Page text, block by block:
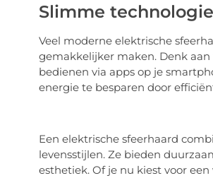
Slimme technologie
Veel moderne elektrische
gemakkelijker maken. Denk
bedienen via apps op je
energie te besparen door
Een elektrische sfeerhaard
levensstijlen. Ze bieden
esthetiek. Of je nu kiest voor